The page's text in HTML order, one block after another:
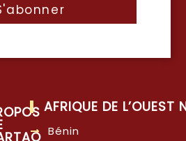
AFRIQUE DE L’OUEST
Bénin